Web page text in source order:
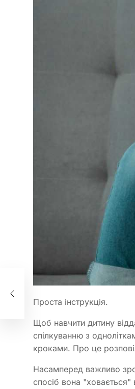
Проста інструкція.
Щоб навчити дитину
спілкуванню з
кроками. Про це
Насамперед важливо
спосіб вона